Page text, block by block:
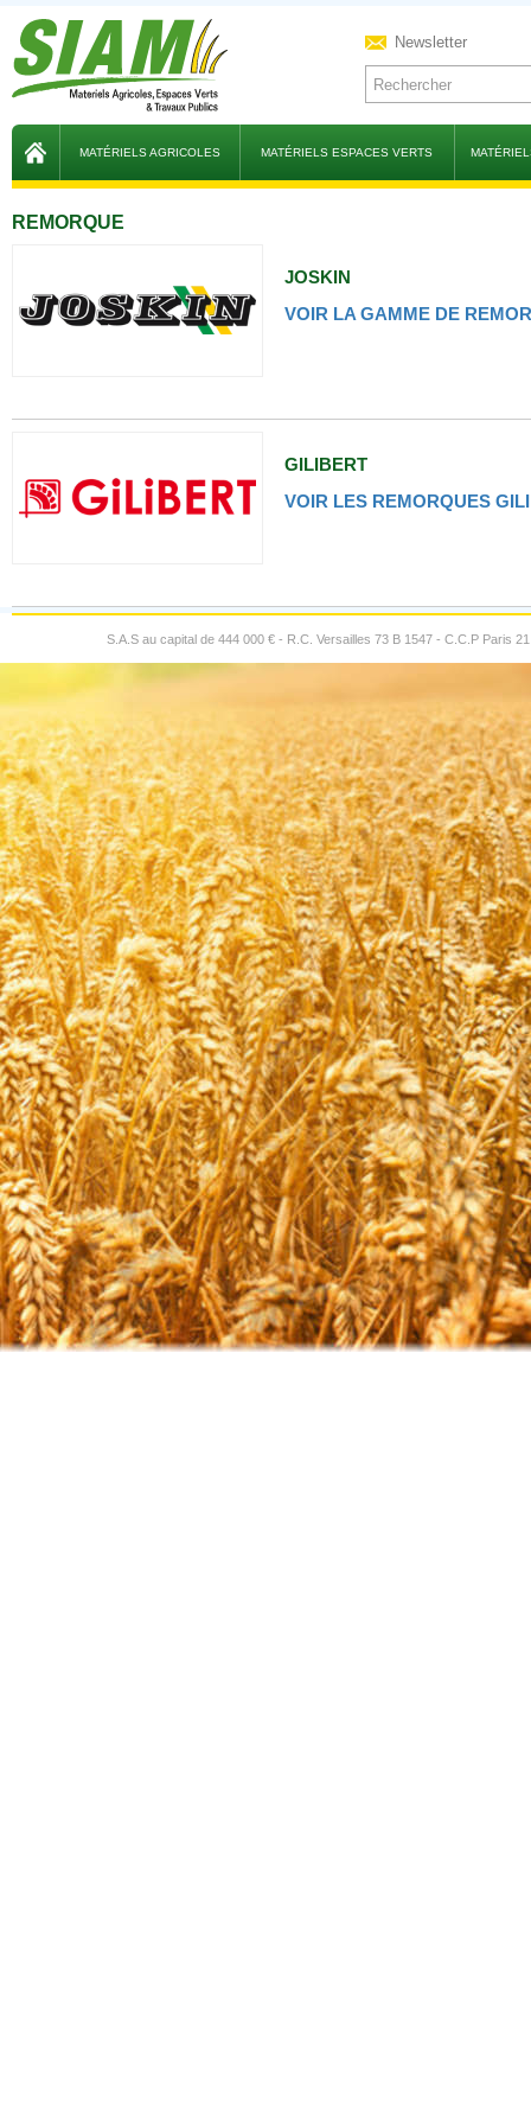
Newsletter
MATÉRIELS AGRICOLES MATÉRIELS ESPACES VERTS
REMORQUE
JOSKIN
VOIR LA GAMME DE
GILIBERT
VOIR LES REMORQUES
S.A.S au capital de 444 000 € - R.C. Versailles 73 B 1547 - C.C.P Paris